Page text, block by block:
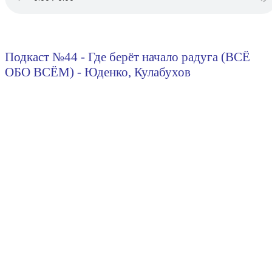
Подкаст №44 - Где берёт начало радуга (ВСЁ
ОБО ВСЁМ) - Юденко, Кулабухов